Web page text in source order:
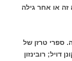
או אחר גילה
ספרי טרזן של
דויל; רובינזון